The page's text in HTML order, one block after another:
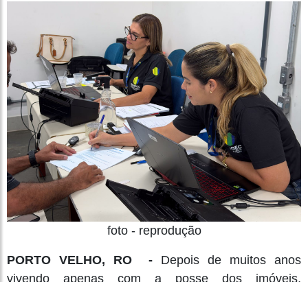
foto - reprodução
PORTO VELHO, RO - Depois de muitos anos
vivendo apenas com a posse dos imóveis,